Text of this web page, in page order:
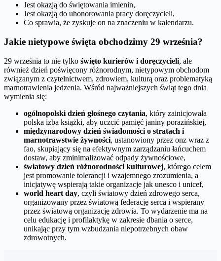
Jest okazją do świętowania imienin,
Jest okazją do uhonorowania pracy doręczycieli,
Co sprawia, że zyskuje on na znaczeniu w kalendarzu.
Jakie nietypowe święta obchodzimy 29 września?
29 września to nie tylko święto kurierów i doręczycieli, ale
również dzień poświęcony różnorodnym, nietypowym obchodom
związanym z czytelnictwem, zdrowiem, kulturą oraz problematyką
marnotrawienia jedzenia. Wśród najważniejszych świąt tego dnia
wymienia się:
ogólnopolski dzień głośnego czytania, który zainicjowała
polska izba książki, aby uczcić pamięć janiny porazińskiej,
międzynarodowy dzień świadomości o stratach i
marnotrawstwie żywności, ustanowiony przez onz wraz z
fao, skupiający się na efektywnym zarządzaniu łańcuchem
dostaw, aby zminimalizować odpady żywnościowe,
światowy dzień różnorodności kulturowej, którego celem
jest promowanie tolerancji i wzajemnego zrozumienia, a
inicjatywę wspierają takie organizacje jak unesco i unicef,
world heart day, czyli światowy dzień zdrowego serca,
organizowany przez światową federację serca i wspierany
przez światową organizację zdrowia. To wydarzenie ma na
celu edukację i profilaktykę w zakresie dbania o serce,
unikając przy tym wzbudzania niepotrzebnych obaw
zdrowotnych.